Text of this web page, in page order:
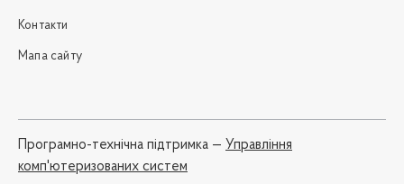
Контакти
Мапа сайту
Програмно-технічна підтримка — Управління
комп'ютеризованих систем